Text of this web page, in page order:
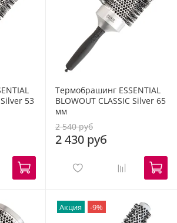
Silver 53
Термобрашинг ESSENTIAL
BLOWOUT CLASSIC Silver 65
мм
2 540 руб
2 430 руб
Акция -9%